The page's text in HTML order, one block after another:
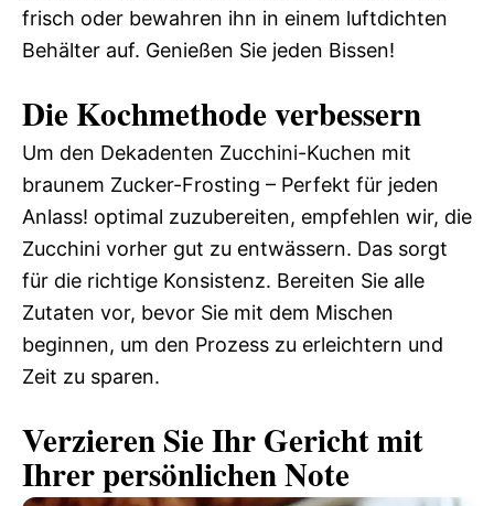
frisch oder bewahren ihn in einem luftdichten
Behälter auf. Genießen Sie jeden Bissen!
Die Kochmethode verbessern
Um den Dekadenten Zucchini-Kuchen mit
braunem Zucker-Frosting – Perfekt für jeden
Anlass! optimal zuzubereiten, empfehlen wir, die
Zucchini vorher gut zu entwässern. Das sorgt
für die richtige Konsistenz. Bereiten Sie alle
Zutaten vor, bevor Sie mit dem Mischen
beginnen, um den Prozess zu erleichtern und
Zeit zu sparen.
Verzieren Sie Ihr Gericht mit
Ihrer persönlichen Note